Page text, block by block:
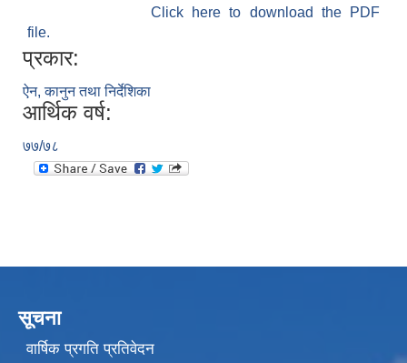
Click here to download the PDF
file.
प्रकार:
ऐन, कानुन तथा निर्देशिका
आर्थिक वर्ष:
७७/७८
सूचना
वार्षिक प्रगति प्रतिवेदन